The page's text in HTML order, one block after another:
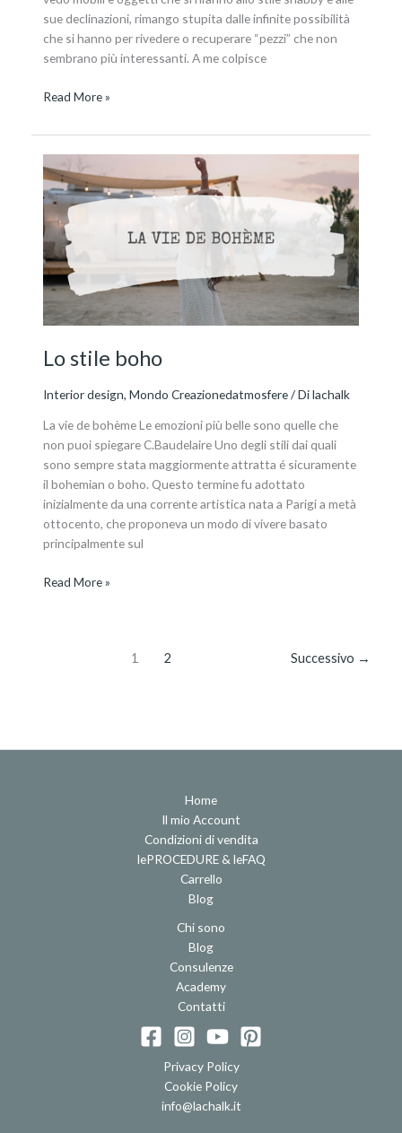
sue declinazioni, rimango stupita dalle infinite possibilità
che si hanno per rivedere o recuperare “pezzi” che non
sembrano più interessanti. A me colpisce
Read More »
Lo stile boho
Interior design,Mondo Creazionedatmosfere/ Dilachalk
La vie de bohème Le emozioni più belle sono quelle che
non puoi spiegare C.Baudelaire Uno degli stili dai quali
sono sempre stata maggiormente attratta é sicuramente
il bohemian o boho. Questo termine fu adottato
inizialmente da una corrente artistica nata a Parigi a metà
ottocento, che proponeva un modo di vivere basato
principalmente sul
Lo
stile
boho
Read More »
1 2 Successivo →
Home
Il mio Account
Condizioni di vendita
lePROCEDURE & leFAQ
Carrello
Blog
Chi sono
Blog
Consulenze
Academy
Contatti
Privacy Policy
Cookie Policy
info@lachalk.it